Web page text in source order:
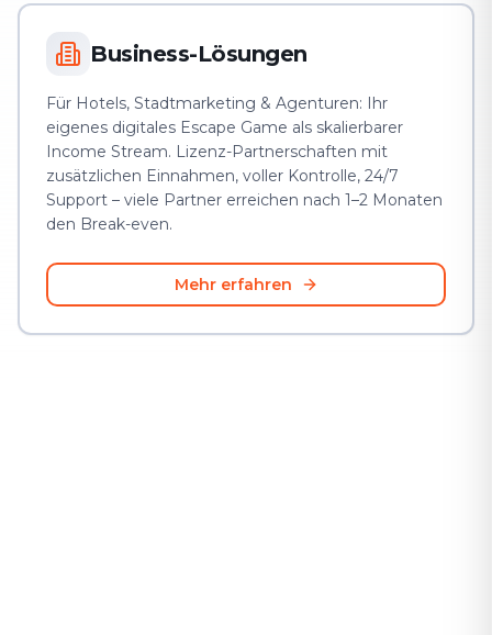
Business-Lösungen
Für Hotels, Stadtmarketing & Agenturen: Ihr
eigenes digitales Escape Game als skalierbarer
Income Stream. Lizenz-Partnerschaften mit
zusätzlichen Einnahmen, voller Kontrolle, 24/7
Support – viele Partner erreichen nach 1–2 Monaten
den Break-even.
Mehr erfahren